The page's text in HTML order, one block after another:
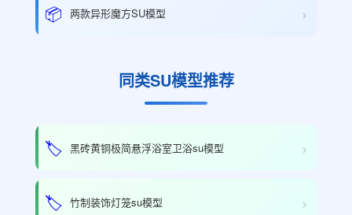
📦 两款异形魔方SU模型 ›
同类SU模型推荐
🏷️ 黑砖黄铜极简悬浮浴室卫浴su模型 ›
🏷️ 竹制装饰灯笼su模型 ›